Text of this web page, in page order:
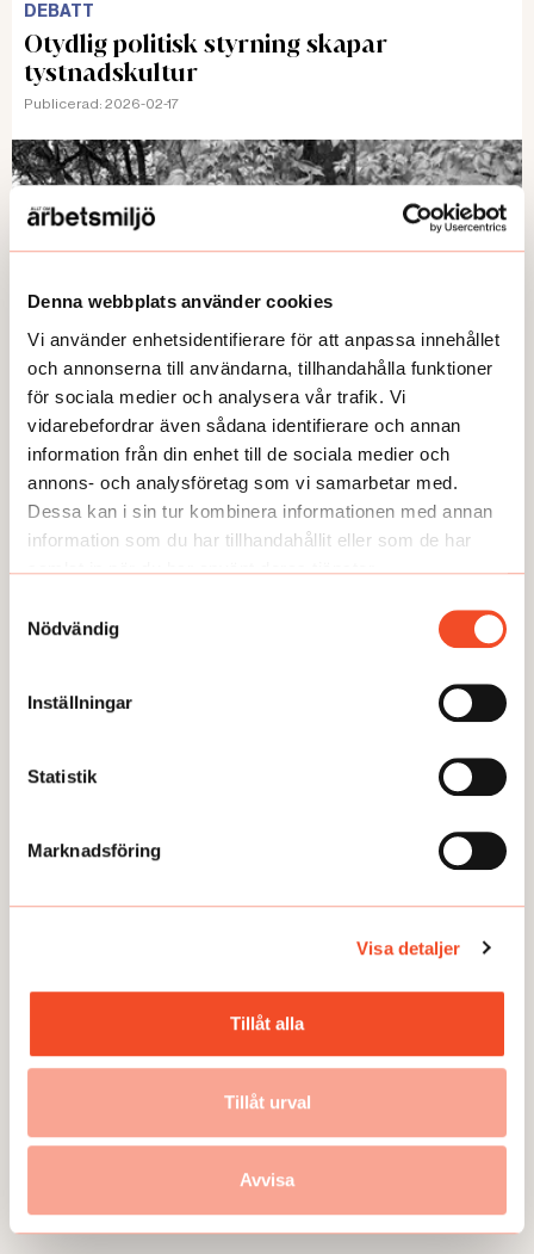
Denna webbplats använder cookies
Vi använder enhetsidentifierare för att anpassa innehållet
och annonserna till användarna, tillhandahålla funktioner
för sociala medier och analysera vår trafik. Vi
vidarebefordrar även sådana identifierare och annan
information från din enhet till de sociala medier och
annons- och analysföretag som vi samarbetar med.
Dessa kan i sin tur kombinera informationen med annan
information som du har tillhandahållit eller som de har
samlat in när du har använt deras tjänster.
Nödvändig
Inställningar
Statistik
Marknadsföring
Visa detaljer
Tillåt alla
Tillåt urval
Avvisa
DEBATT
Otydlig politisk styrning skapar
tystnadskultur
Publicerad: 2026-02-17
DEBATT
Tänk på arbetsmiljön och rädda liv i
trafiken
Publicerad:2025-12-10
Här kan du läsa några av våra
Utmattningssyndrom – TEMA Konstant